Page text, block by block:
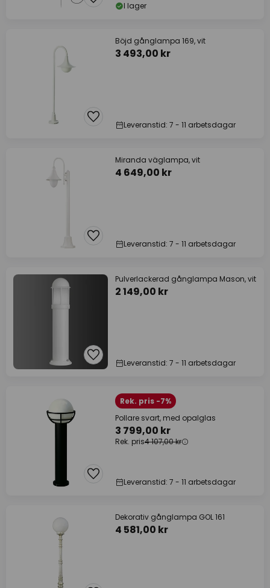
I lager
Böjd gånglampa 169, vit
3 493,00 kr
Leveranstid: 7 - 11 arbetsdagar
Miranda väglampa, vit
4 649,00 kr
Leveranstid: 7 - 11 arbetsdagar
Pulverlackerad gånglampa Mason, vit
2 149,00 kr
Leveranstid: 7 - 11 arbetsdagar
Rek. pris -7%
Pollare svart, med opalglas
3 799,00 kr
Rek. pris4 107,00 kr
Leveranstid: 7 - 11 arbetsdagar
Dekorativ gånglampa GOL 161
4 581,00 kr